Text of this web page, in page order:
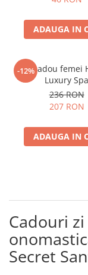
ADAUGA IN
-12%
Set cadou femei
Luxury Spa
236 RON
207 RON
ADAUGA IN
Cadouri
Secret